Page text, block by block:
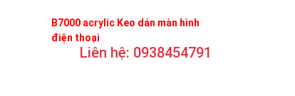
B7000 acrylic Keo dán màn hình
điện thoại
Liên hệ: 0938454791